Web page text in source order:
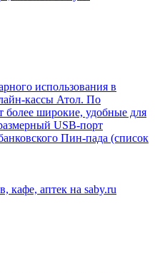
использования в
кассы Атол. По
широкие, удобные для
USB-порт
Пин-пада (список